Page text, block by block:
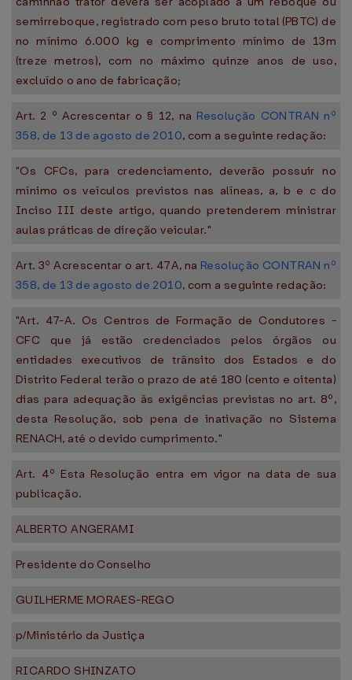
semirreboque, registrado com peso bruto total (PBTC) de
no mínimo 6.000 kg e comprimento mínimo de 13m
(treze metros), com no máximo quinze anos de uso,
excluído o ano de fabricação;
Art. 2 º Acrescentar o § 12, na Resolução CONTRAN nº
358, de 13 de agosto de 2010, com a seguinte redação:
"Os CFCs, para credenciamento, deverão possuir no
mínimo os veículos previstos nas alíneas, a, b e c do
Inciso III deste artigo, quando pretenderem ministrar
aulas práticas de direção veicular."
Art. 3º Acrescentar o art. 47A, na Resolução CONTRAN nº
358, de 13 de agosto de 2010, com a seguinte redação:
"Art. 47-A. Os Centros de Formação de Condutores -
CFC que já estão credenciados pelos órgãos ou
entidades executivos de trânsito dos Estados e do
Distrito Federal terão o prazo de até 180 (cento e oitenta)
dias para adequação às exigências previstas no art. 8º,
desta Resolução, sob pena de inativação no Sistema
RENACH, até o devido cumprimento."
Art. 4º Esta Resolução entra em vigor na data de sua
publicação.
ALBERTO ANGERAMI
Presidente do Conselho
GUILHERME MORAES-REGO
p/Ministério da Justiça
RICARDO SHINZATO